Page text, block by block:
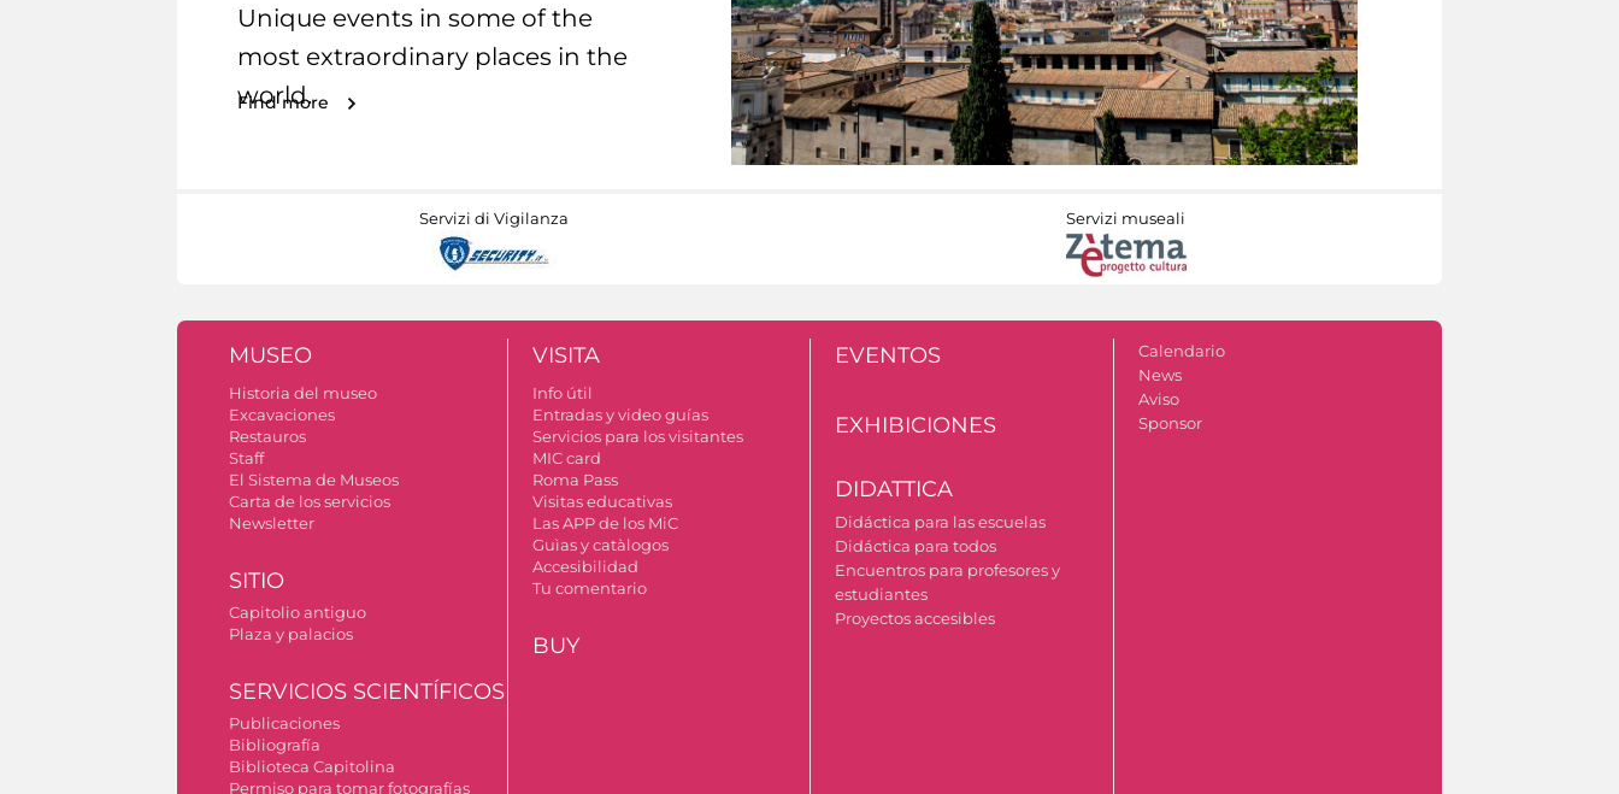
Unique events in some of the
most extraordinary places in the
world.
Find more
Servizi di Vigilanza Servizi museali
MUSEO
Historia del museo
Excavaciones
Restauros
Staff
El Sistema de Museos
Carta de los servicios
Newsletter
SITIO
Capitolio antiguo
Plaza y palacios
SERVICIOS SCIENTÍFICOS
Publicaciones
Bibliografía
Biblioteca Capitolina
Permiso para tomar fotografías
VISITA
Info útil
Entradas y video guías
Servicios para los visitantes
MIC card
Roma Pass
Visitas educativas
Las APP de los MiC
Guìas y catàlogos
Accesibilidad
Tu comentario
BUY
EVENTOS
EXHIBICIONES
DIDATTICA
Didáctica para las escuelas
Didáctica para todos
Encuentros para profesores y
estudiantes
Proyectos accesibles
Calendario
News
Aviso
Sponsor